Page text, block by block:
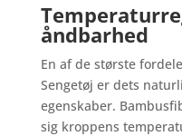
åndbarhed
En af de største
Sengetøj er dets
egenskaber.
sig kroppens